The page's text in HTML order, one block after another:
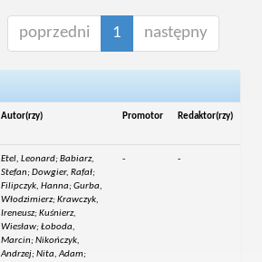
poprzedni 1 następny
Autor(rzy) Promotor Redaktor(rzy)
Etel, Leonard; Babiarz,
Stefan; Dowgier, Rafał;
Filipczyk, Hanna; Gurba,
Włodzimierz; Krawczyk,
Ireneusz; Kuśnierz,
Wiesław; Łoboda,
Marcin; Nikończyk,
Andrzej; Nita, Adam;
- -